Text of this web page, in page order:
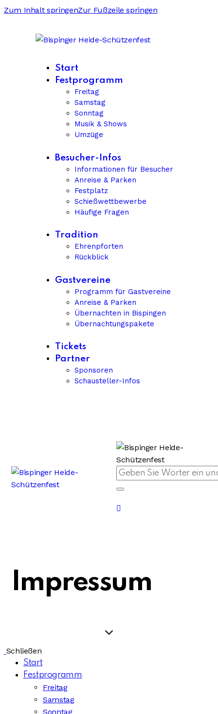
Zum Inhalt springenZur Fußzeile springen
Start
Festprogramm
Freitag
Samstag
Sonntag
Musik & Shows
Umzüge
Besucher-Infos
Informationen für Besucher
Anreise & Parken
Festplatz
Schießwettbewerbe
Häufige Fragen
Tradition
Ehrenpforten
Rückblick
Gastvereine
Programm für Gastvereine
Anreise & Parken
Übernachten in Bispingen
Übernachtungspakete
Tickets
Partner
Sponsoren
Schausteller-Infos
Impressum
Schließen
Start
Festprogramm
Freitag
Samstag
Sonntag